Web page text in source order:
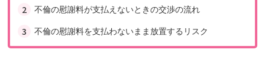
不倫の慰謝料が支払えないときの交渉の流れ
不倫の慰謝料を支払わないまま放置するリスク